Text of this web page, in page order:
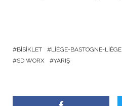
BISIKLET LIÈGE-BASTOGNE-LIÈGE
SD WORX
YARIŞ